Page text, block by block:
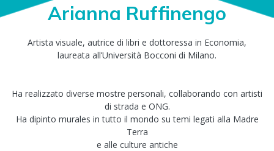
Arianna Ruffinengo
Artista visuale, autrice di libri e dottoressa in Economia,
laureata all’Università Bocconi di Milano.
Ha realizzato diverse mostre personali, collaborando con artisti
di strada e ONG.
Ha dipinto murales in tutto il mondo su temi legati alla Madre
Terra
e alle culture antiche